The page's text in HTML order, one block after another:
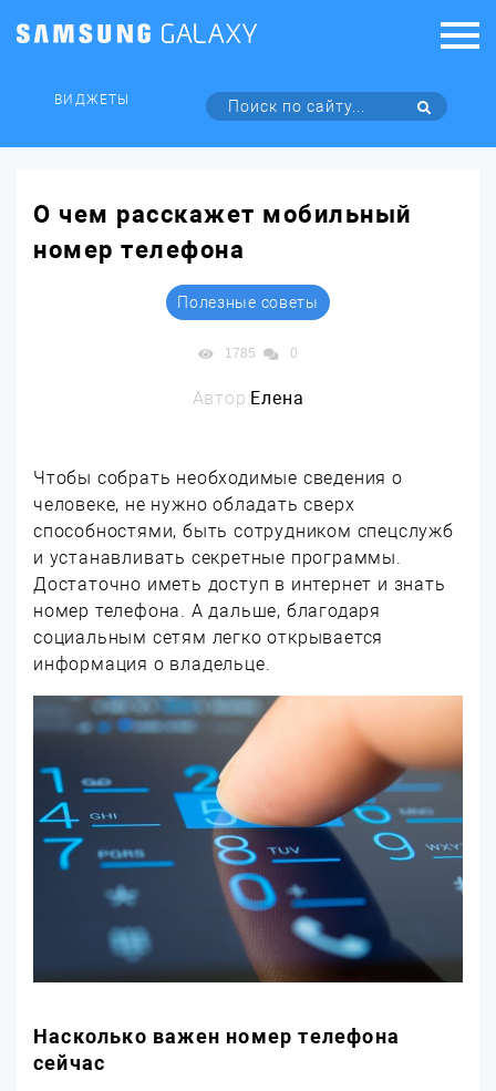
ВИДЖЕТЫ
О чем расскажет мобильный
номер телефона
Полезные советы
1785 0
Автор:Елена
Чтобы собрать необходимые сведения о
человеке, не нужно обладать сверх
способностями, быть сотрудником спецслужб
и устанавливать секретные программы.
Достаточно иметь доступ в интернет и знать
номер телефона. А дальше, благодаря
социальным сетям легко открывается
информация о владельце.
Насколько важен номер телефона
сейчас